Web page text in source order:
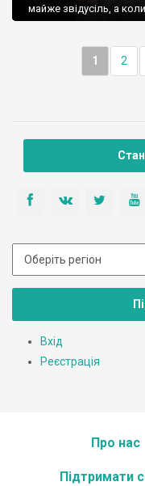
майже звідусіль, а
1 2
Вхід
Реєстрація
Про нас
Підтримати